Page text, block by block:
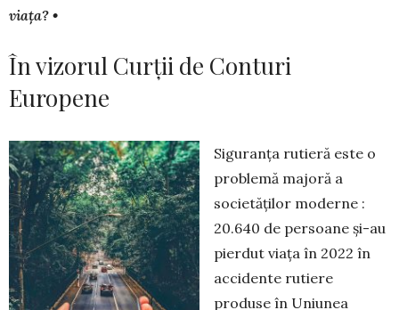
viața? •
În vizorul Curții de Conturi
Europene
Siguranța rutieră este o
problemă majoră a
societăților moderne :
20.640 de persoane și-au
pierdut viața în 2022 în
accidente rutiere
produse în Uniunea